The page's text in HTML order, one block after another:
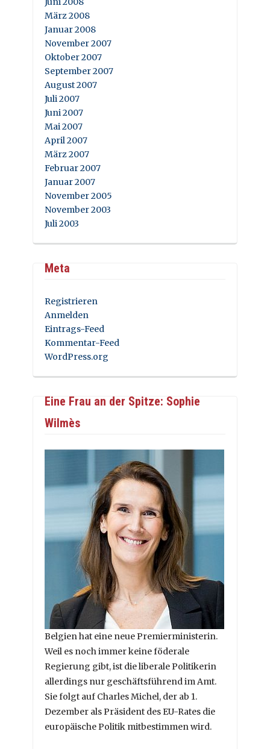
März 2008
Januar 2008
November 2007
Oktober 2007
September 2007
August 2007
Juli 2007
Juni 2007
Mai 2007
April 2007
März 2007
Februar 2007
Januar 2007
November 2005
November 2003
Juli 2003
Meta
Registrieren
Anmelden
Eintrags-Feed
Kommentar-Feed
WordPress.org
Eine Frau an der Spitze: Sophie
Wilmès
Belgien hat eine neue Premierministerin.
Weil es noch immer keine föderale
Regierung gibt, ist die liberale Politikerin
allerdings nur geschäftsführend im Amt.
Sie folgt auf Charles Michel, der ab 1.
Dezember als Präsident des EU-Rates die
europäische Politik mitbestimmen wird.